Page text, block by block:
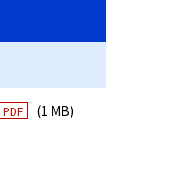
PDF (1 MB)